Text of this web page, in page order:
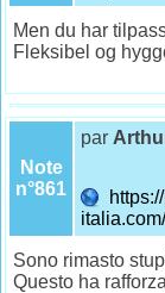
Men du har
Fleksibel og
Note
n°861
par
Sono rimasto
Questo ha